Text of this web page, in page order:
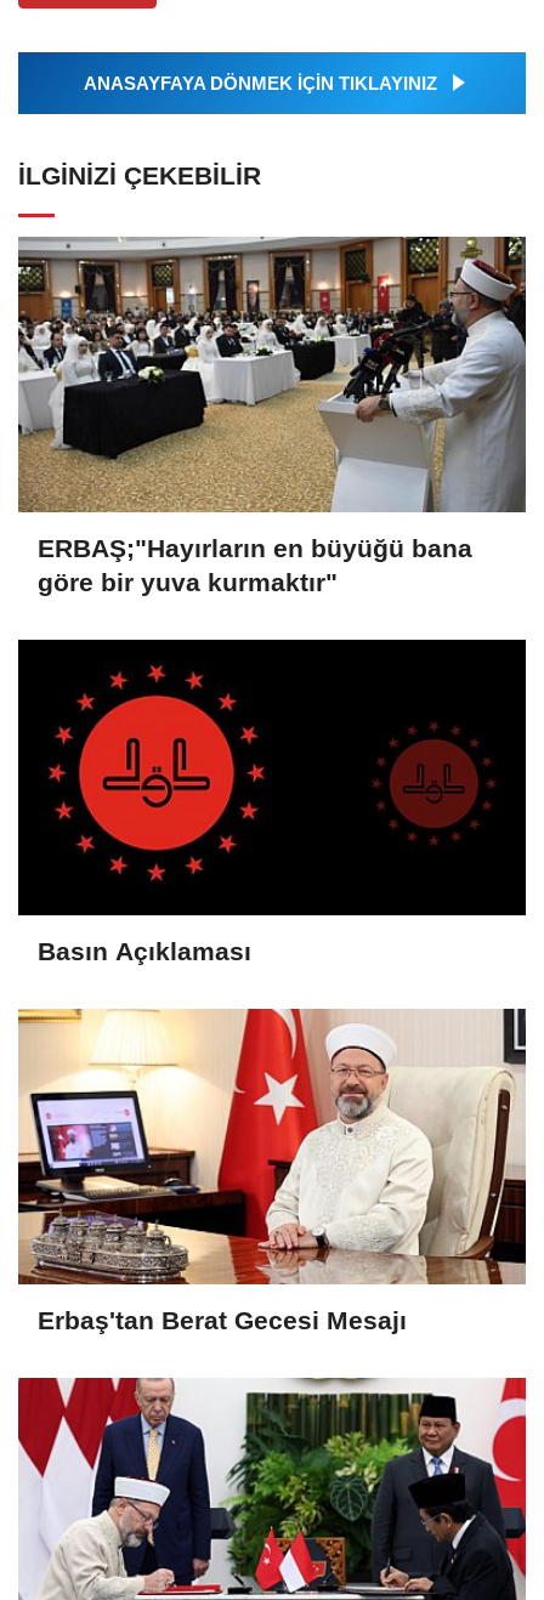
ANASAYFAYA DÖNMEK İÇİN TIKLAYINIZ
İLGINIZI ÇEKEBILIR
ERBAŞ;"Hayırların en büyüğü bana
göre bir yuva kurmaktır"
Basın Açıklaması
Erbaş'tan Berat Gecesi Mesajı